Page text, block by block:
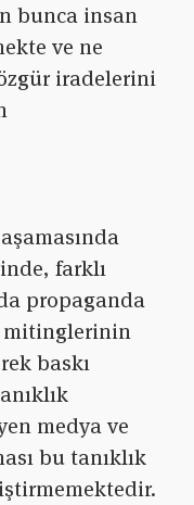
bunca insan
ve ne
iradelerini
farklı
propaganda
mitinglerinin
baskı
medya ve
bu tanıklık